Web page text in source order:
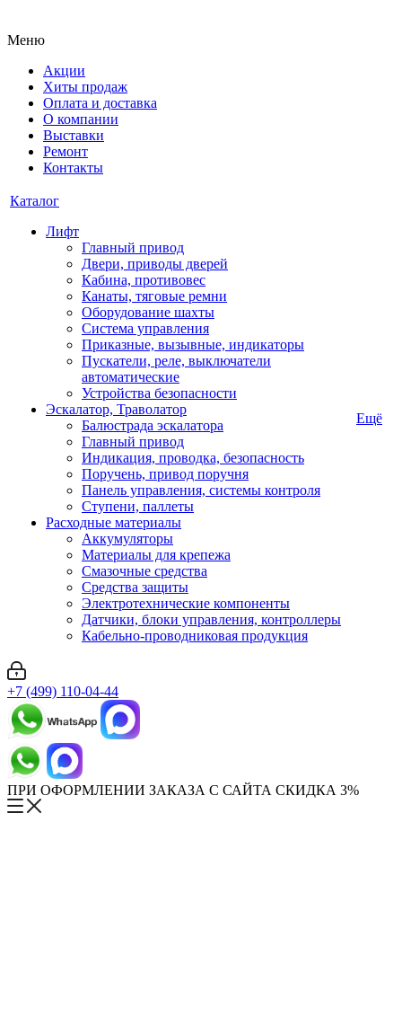
Меню
Акции
Хиты продаж
Оплата и доставка
О компании
Выставки
Ремонт
Контакты
Каталог
Лифт
Главный привод
Двери, приводы дверей
Кабина, противовес
Канаты, тяговые ремни
Оборудование шахты
Система управления
Приказные, вызывные, индикаторы
Пускатели, реле, выключатели
автоматические
Устройства безопасности
Эскалатор, Траволатор
Балюстрада эскалатора
Главный привод
Индикация, проводка, безопасность
Поручень, привод поручня
Панель управления, системы контроля
Ступени, паллеты
Расходные материалы
Аккумуляторы
Материалы для крепежа
Смазочные средства
Средства защиты
Электротехнические компоненты
Датчики, блоки управления, контроллеры
Кабельно-проводниковая продукция
Ещё
+7 (499) 110-04-44
ПРИ ОФОРМЛЕНИИ ЗАКАЗА С САЙТА СКИДКА 3%